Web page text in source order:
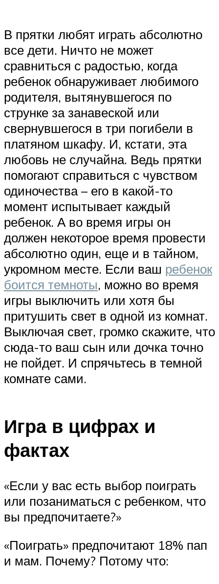
В прятки любят играть абсолютно
все дети. Ничто не может
сравниться с радостью, когда
ребенок обнаруживает любимого
родителя, вытянувшегося по
струнке за занавеской или
свернувшегося в три погибели в
платяном шкафу. И, кстати, эта
любовь не случайна. Ведь прятки
помогают справиться с чувством
одиночества – его в какой-то
момент испытывает каждый
ребенок. А во время игры он
должен некоторое время провести
абсолютно один, еще и в тайном,
укромном месте. Если ваш ребенок
боится темноты, можно во время
игры выключить или хотя бы
притушить свет в одной из комнат.
Выключая свет, громко скажите, что
сюда-то ваш сын или дочка точно
не пойдет. И спрячьтесь в темной
комнате сами.
Игра в цифрах и
фактах
«Если у вас есть выбор поиграть
или позаниматься с ребенком, что
вы предпочитаете?»
«Поиграть» предпочитают 18% пап
и мам. Почему? Потому что: